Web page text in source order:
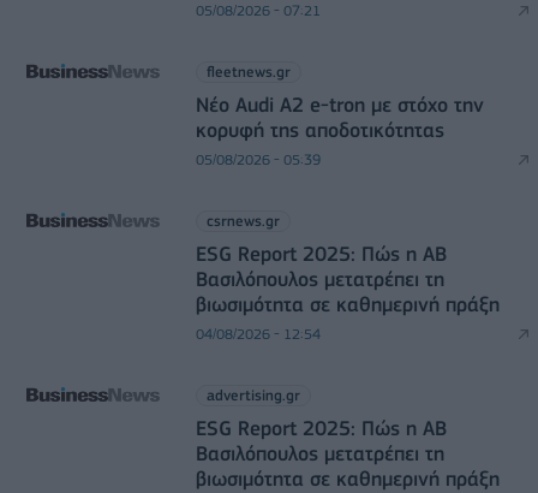
05/08/2026 - 07:21
fleetnews.gr
Νέο Audi A2 e-tron με στόχο την
κορυφή της αποδοτικότητας
05/08/2026 - 05:39
csrnews.gr
ESG Report 2025: Πώς η ΑΒ
Βασιλόπουλος μετατρέπει τη
βιωσιμότητα σε καθημερινή πράξη
04/08/2026 - 12:54
advertising.gr
ESG Report 2025: Πώς η ΑΒ
Βασιλόπουλος μετατρέπει τη
βιωσιμότητα σε καθημερινή πράξη